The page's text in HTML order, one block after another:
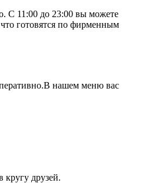
С 11:00 до 23:00 вы можете
готовятся по фирменным
нашем меню вас
кругу друзей.